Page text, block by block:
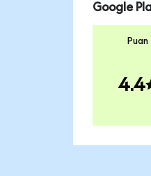
Google
Puan
4.4